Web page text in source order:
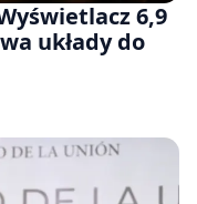
6,9
układy do